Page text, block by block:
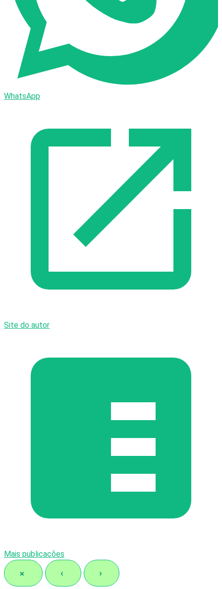
WhatsApp
Site do autor
Mais publicações
× ‹ ›